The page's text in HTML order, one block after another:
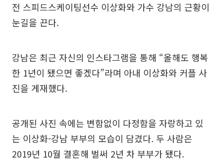
전 스피드스케이팅선수 이상화와 가수 강남의 근황이
눈길을 끈다.
강남은 최근 자신의 인스타그램을 통해 “올해도 행복
한 1년이 됐으면 좋겠다”라며 아내 이상화와 커플 사
진을 게재했다.
공개된 사진 속에는 변함없이 다정함을 자랑하고 있
는 이상화-강남 부부의 모습이 담겼다. 두 사람은
2019년 10월 결혼해 벌써 2년 차 부부가 됐다.